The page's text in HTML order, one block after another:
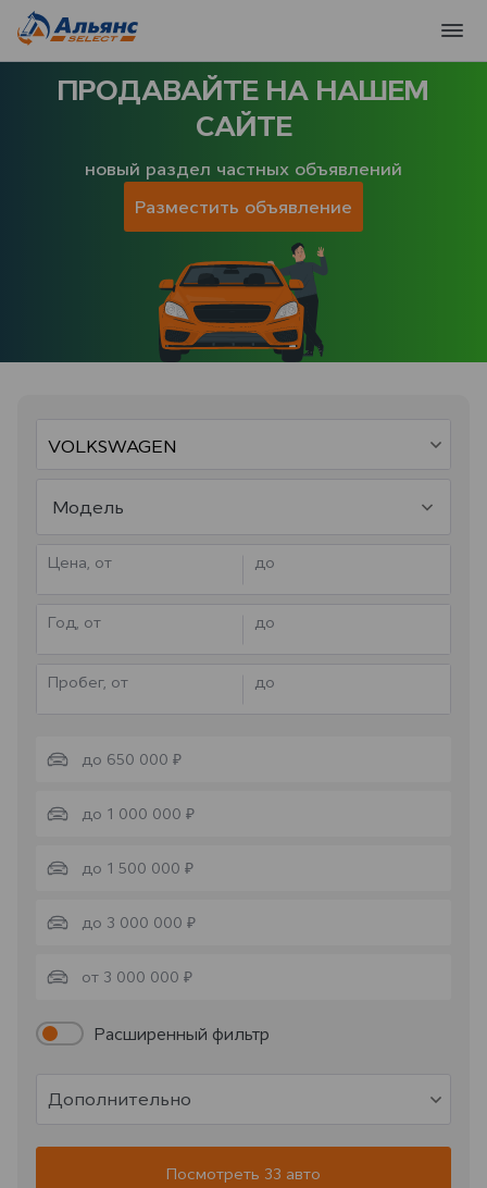
ПРОДАВАЙТЕ НА НАШЕМ
САЙТЕ
новый раздел частных объявлений
Разместить объявление
Модель
Цена, от до
Год, от до
Пробег, от до
до 650 000 ₽
до 1 000 000 ₽
до 1 500 000 ₽
до 3 000 000 ₽
от 3 000 000 ₽
Расширенный фильтр
Дополнительно
Посмотреть 33 авто